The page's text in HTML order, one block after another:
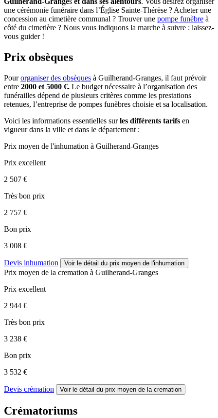
une cérémonie funéraire dans l’Église Sainte-Thérèse ? Acheter une
concession au cimetière communal ? Trouver une pompe funèbre à
côté du cimetière ? Nous vous indiquons la marche à suivre : laissez-
vous guider !
Prix obsèques
Pourorganiser des obsèques à Guilherand-Granges, il faut prévoir
entre 2000 et 5000 €. Le budget nécessaire à l’organisation des
funérailles dépend de plusieurs critères comme les prestations
retenues, l’entreprise de pompes funèbres choisie et sa localisation.
Voici les informations essentielles surles différents tarifs en
vigueur dans la ville et dans le département :
Prix moyen de l'inhumation à Guilherand-Granges
Prix excellent
2 507 €
Très bon prix
2 757 €
Bon prix
3 008 €
Devis inhumation Voir le détail du prix moyen de l'inhumation
Prix moyen de la cremation à Guilherand-Granges
Prix excellent
2 944 €
Très bon prix
3 238 €
Bon prix
3 532 €
Devis crémation Voir le détail du prix moyen de la cremation
Crématoriums